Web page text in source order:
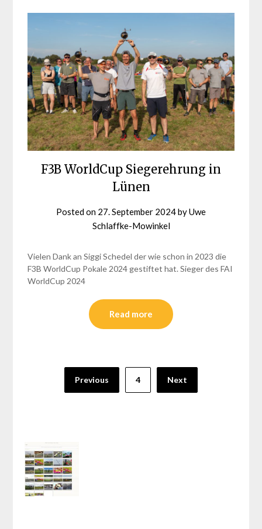
F3B WorldCup Siegerehrung in
Lünen
Posted on 27. September 2024byUwe
Schlaffke-Mowinkel
Vielen Dank an Siggi Schedel der wie schon in 2023 die
F3B WorldCup Pokale 2024 gestiftet hat. Sieger des FAI
WorldCup 2024
Read more
Seitennummerierung
Previous 4 Next